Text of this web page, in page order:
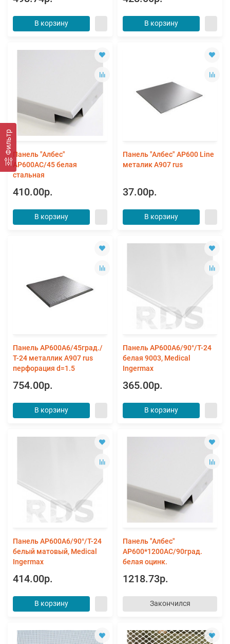
Фильтр
В корзину В корзину
Панель "Албес"
AP600АС/45 белая
стальная
410.00р.
В корзину
Панель "Албес" AР600 Line
металик А907 rus
37.00р.
В корзину
Панель AP600A6/45град./
Т-24 металлик А907 rus
перфорация d=1.5
754.00р.
В корзину
Панель AP600A6/90°/Т-24
белая 9003, Medical
Ingermax
365.00р.
В корзину
Панель AP600A6/90°/Т-24
белый матовый, Medical
Ingermax
414.00р.
В корзину
Панель "Албес"
AP600*1200AC/90град.
белая оцинк.
1218.73р.
Закончился